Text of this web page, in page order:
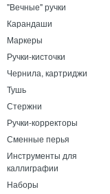
"Вечные" ручки
Карандаши
Маркеры
Ручки-кисточки
Чернила, картриджи
Тушь
Стержни
Ручки-корректоры
Сменные перья
Инструменты для
каллиграфии
Наборы